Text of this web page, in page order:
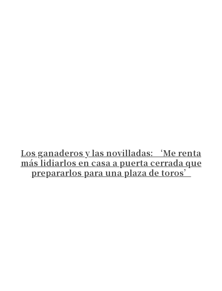
Los ganaderos y las novilladas: ‘Me renta
más lidiarlos en casa a puerta cerrada que
prepararlos para una plaza de toros’